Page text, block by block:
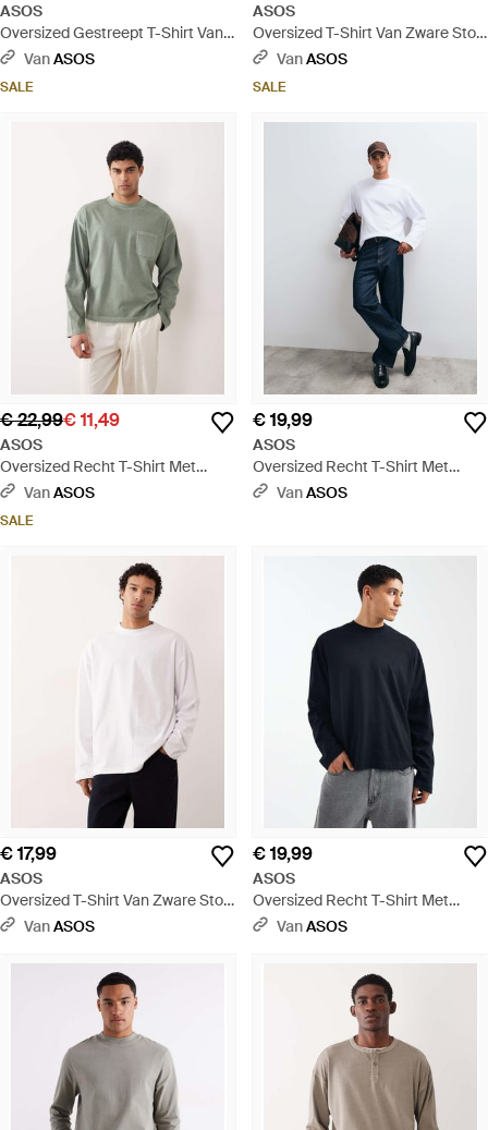
ASOS
Oversized Gestreept T-Shirt Van
Zware Stof Met Lange Mouwen
VanASOS
SALE
ASOS
Oversized T-Shirt Van Zware Stof
Met Lange Mouwen, Bedrukt
VanASOS
SALE
€ 22,99€ 11,49
ASOS
Oversized Recht T-Shirt Met
Lange Mouwen Van Zware Stof -
VanASOS
SALE
€ 19,99
ASOS
Oversized Recht T-Shirt Met
Lange Mouwen Van Zware Stof -
VanASOS
€ 17,99
ASOS
Oversized T-Shirt Van Zware Stof
Met Lange Mouwen - Wit
VanASOS
€ 19,99
ASOS
Oversized Recht T-Shirt Met
Lange Mouwen Van Zware Stof -
VanASOS